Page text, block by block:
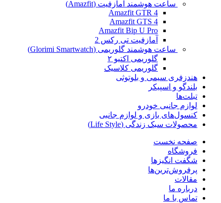
ساعت هوشمند آمازفیت (Amazfit)
Amazfit GTR 4
Amazfit GTS 4
Amazfit Bip U Pro
آمازفیت تی رکس 2
ساعت هوشمند گلوریمی (Glorimi Smartwatch)
گلوریمی اکتیو ۲
گلوریمی کلاسیک
هندزفری سیمی و بلوتوثی
بلندگو و اسپیکر
تبلت‌ها
لوازم جانبی خودرو
کنسول‌های بازی و لوازم جانبی
محصولات سبک زندگی (Life Style)
صفحه نخست
فروشگاه
شگفت انگیزها
پرفروش‌ترین‌ها
مقالات
درباره ما
تماس با ما